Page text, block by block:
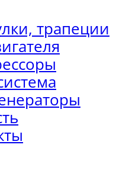
трапеции